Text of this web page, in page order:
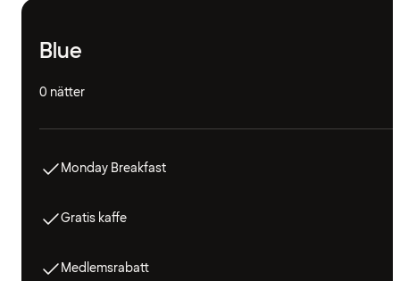
Blue
0 nätter
Monday Breakfast
Gratis kaffe
Medlemsrabatt